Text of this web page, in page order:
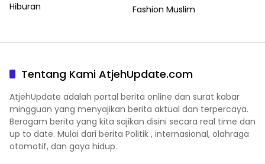
Hiburan
Fashion Muslim
Tentang Kami AtjehUpdate.com
AtjehUpdate adalah portal berita online dan surat kabar
mingguan yang menyajikan berita aktual dan terpercaya.
Beragam berita yang kita sajikan disini secara real time dan
up to date. Mulai dari berita Politik , internasional, olahraga
otomotif, dan gaya hidup.